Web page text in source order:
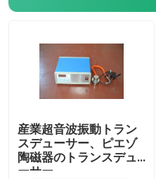
産業超音波振動トラン
スデューサー、ピエゾ
陶磁器のトランスデュ
ーサー